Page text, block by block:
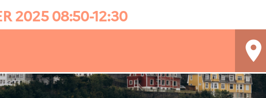
2025 08:50-12:30
room